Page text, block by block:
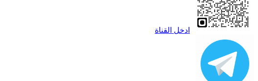
ادخل القناة